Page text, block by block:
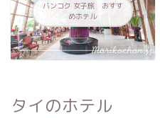
バンコク 女子旅 おすす
めホテル
タイのホテル